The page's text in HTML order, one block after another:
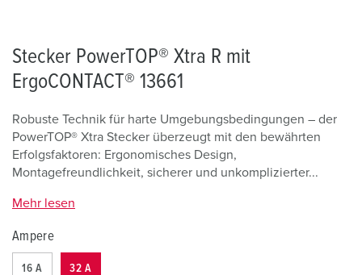
Stecker PowerTOP® Xtra R mit
ErgoCONTACT® 13661
Robuste Technik für harte Umgebungsbedingungen – der
PowerTOP® Xtra Stecker überzeugt mit den bewährten
Erfolgsfaktoren: Ergonomisches Design,
Montagefreundlichkeit, sicherer und unkomplizierter...
Mehr lesen
Ampere
16 A 32 A